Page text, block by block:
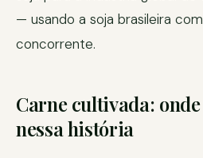
— usando a soja brasileira
concorrente.
Carne cultivada:
nessa história